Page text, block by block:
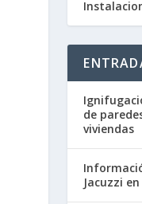
de
viviendas
Jacuzzi